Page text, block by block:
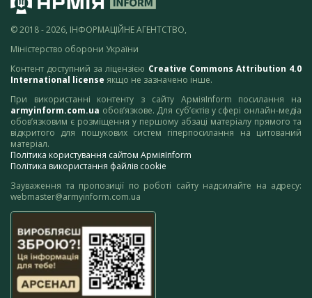
© 2018 - 2026, ІНФОРМАЦІЙНЕ АГЕНТСТВО,
Міністерство оборони України
Контент доступний за ліцензією Creative Commons Attribution 4.0
International license якщо не зазначено інше.
При використанні контенту з сайту АрміяInform посилання на
armyinform.com.ua обов’язкове. Для суб’єктів у сфері онлайн-медіа
обов’язковим є розміщення у першому абзаці матеріалу прямого та
відкритого для пошукових систем гіперпосилання на цитований
матеріал.
Політика користування сайтом АрміяInform
Політика використання файлів cookie
Зауваження та пропозиції по роботі сайту надсилайте на адресу:
webmaster@armyinform.com.ua